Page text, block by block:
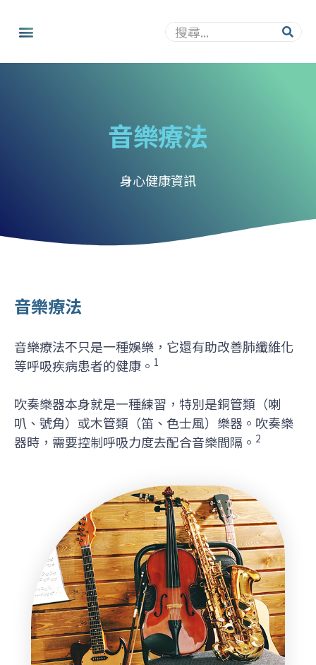
音樂療法
身心健康資訊
音樂療法
音樂療法不只是一種娛樂，它還有助改善肺纖維化
等呼吸疾病患者的健康。 1
吹奏樂器本身就是一種練習，特別是銅管類（喇
叭、號角）或木管類（笛、色士風）樂器。吹奏樂
器時，需要控制呼吸力度去配合音樂間隔。 2